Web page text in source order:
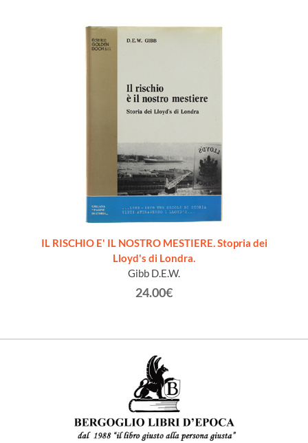
IL RISCHIO E' IL NOSTRO MESTIERE. Stopria dei
Lloyd's di Londra.
Gibb D.E.W.
24.00€